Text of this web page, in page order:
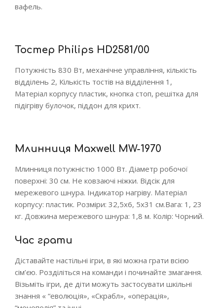
вафель.
Тостер Philips HD2581/00
Потужність 830 Вт, механічне управління, кількість
відділень 2, Кількість тостів на відділення 1,
Матеріал корпусу пластик, кнопка стоп, решітка для
підігріву булочок, піддон для крихт.
Млинниця Maxwell MW-1970
Млинниця потужністю 1000 Вт. Діаметр робочої
поверхні: 30 см. Не ковзаючі ніжки. Відсік для
мережевого шнура. Індикатор нагріву. Матеріал
корпусу: пластик. Розміри: 32,5х6, 5х31 см.Вага: 1, 23
кг. Довжина мережевого шнура: 1,8 м. Колір: Чорний.
Час грати
Діставайте настільні ігри, в які можна грати всією
сім’єю. Розділіться на команди і починайте змагання.
Візьміть ігри, де діти можуть застосувати шкільні
знання « “еволюція», «Скрабл», «операція»,